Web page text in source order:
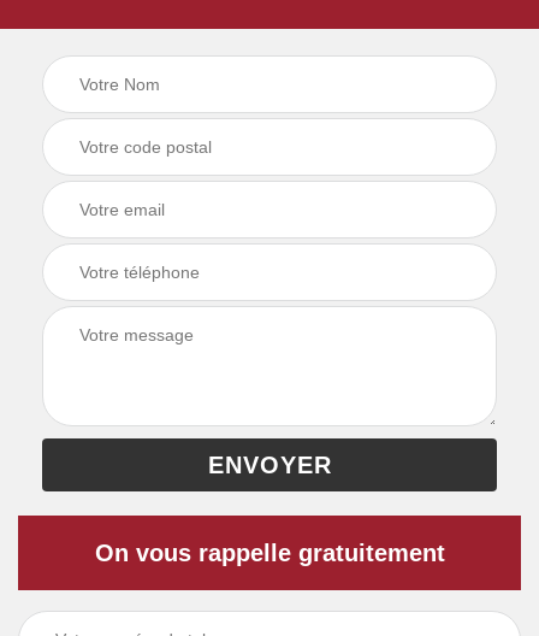
On vous rappelle gratuitement